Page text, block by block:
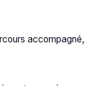
accompagné,